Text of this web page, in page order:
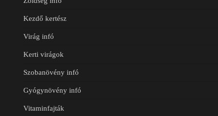
Kezdő kertész
Virág infó
Kerti virágok
Szobanövény infó
Gyógynövény infó
Vitaminfajták